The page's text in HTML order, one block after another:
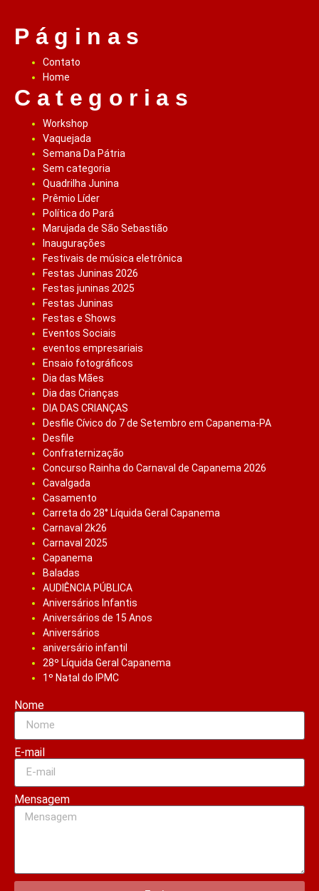
Páginas
Contato
Home
Categorias
Workshop
Vaquejada
Semana Da Pátria
Sem categoria
Quadrilha Junina
Prêmio Líder
Política do Pará
Marujada de São Sebastião
Inaugurações
Festivais de música eletrônica
Festas Juninas 2026
Festas juninas 2025
Festas Juninas
Festas e Shows
Eventos Sociais
eventos empresariais
Ensaio fotográficos
Dia das Mães
Dia das Crianças
DIA DAS CRIANÇAS
Desfile Cívico do 7 de Setembro em Capanema-PA
Desfile
Confraternização
Concurso Rainha do Carnaval de Capanema 2026
Cavalgada
Casamento
Carreta do 28° Líquida Geral Capanema
Carnaval 2k26
Carnaval 2025
Capanema
Baladas
AUDIÊNCIA PÚBLICA
Aniversários Infantis
Aniversários de 15 Anos
Aniversários
aniversário infantil
28º Líquida Geral Capanema
1º Natal do IPMC
Nome
E-mail
Mensagem